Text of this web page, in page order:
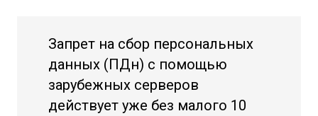
Запрет на сбор персональных
данных (ПДн) с помощью
зарубежных серверов
действует уже без малого 10